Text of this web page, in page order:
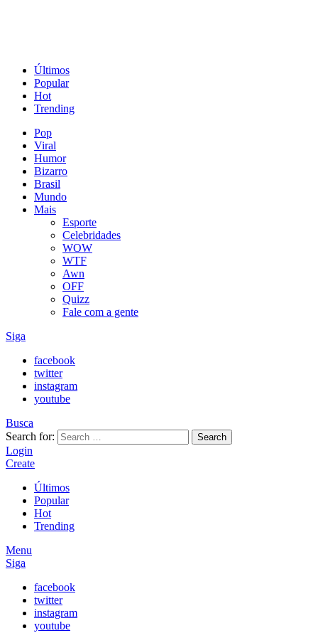
Últimos
Popular
Hot
Trending
Pop
Viral
Humor
Bizarro
Brasil
Mundo
Mais
Esporte
Celebridades
WOW
WTF
Awn
OFF
Quizz
Fale com a gente
Siga
facebook
twitter
instagram
youtube
Busca
Search for:
Search
Login
Create
Últimos
Popular
Hot
Trending
Menu
Siga
facebook
twitter
instagram
youtube